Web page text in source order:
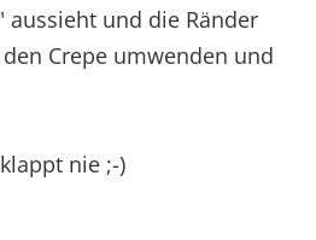
aussieht und die Ränder
Crepe umwenden und
nie ;-)